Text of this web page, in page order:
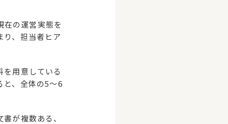
の運営実態を
、担当者ヒア
用意している
と、全体の5〜6
が複数ある、